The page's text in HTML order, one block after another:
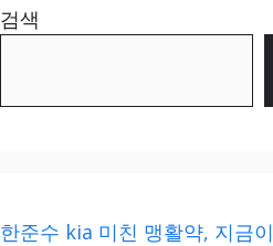
검색
한준수 kia 미친 맹활약, 지금이